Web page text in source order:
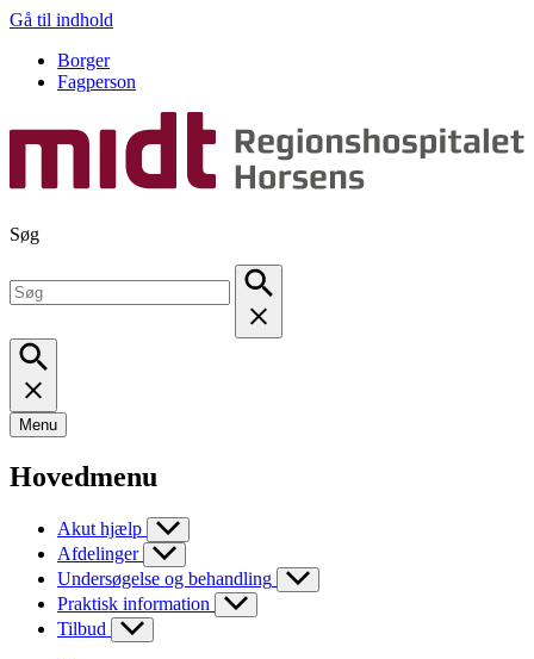
Gå til indhold
Borger
Fagperson
Søg
Menu
Hovedmenu
Akut hjælp
Afdelinger
Undersøgelse og behandling
Praktisk information
Tilbud